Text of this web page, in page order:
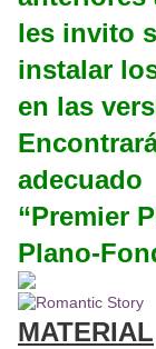
les invito
instalar
en las
adecuado
“Premier
Plano-
MATERIAL